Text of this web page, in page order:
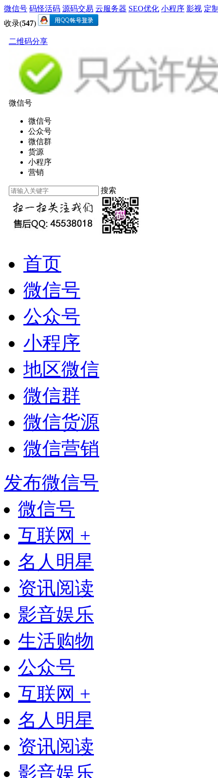
微信号 码怪活码 源码交易 云服务器 SEO优化 小程序 影视 定
收录(547)
二维码分享
微信号
微信号
公众号
微信群
货源
小程序
营销
搜索
首页
微信号
公众号
小程序
地区微信
微信群
微信货源
微信营销
发布微信号
微信号
互联网 +
名人明星
资讯阅读
影音娱乐
生活购物
公众号
互联网 +
名人明星
资讯阅读
影音娱乐